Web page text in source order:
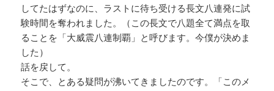
してたはずなのに、ラストに待ち受ける長文八連発に試
験時間を奪われました。（この長文で八題全て満点を取
ることを「大威震八連制覇」と呼びます。今僕が決めま
した）
話を戻して。
そこで、とある疑問が沸いてきましたのです。「このメ